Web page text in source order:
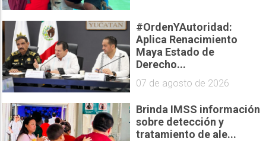
#OrdenYAutoridad:
Aplica Renacimiento
Maya Estado de
Derecho...
07 de agosto de 2026
Brinda IMSS información
sobre detección y
tratamiento de ale...